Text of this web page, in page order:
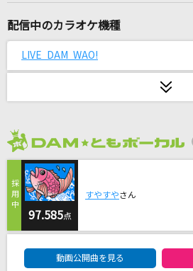
サクラループ
あなたへ贈る歌
ポルノグラフィティ
Chessboard
おもいでしりとり
配信中のカラオケ機種
LIVE DAM WAO!
97.585点
すやすやさん
動画公開曲を見る